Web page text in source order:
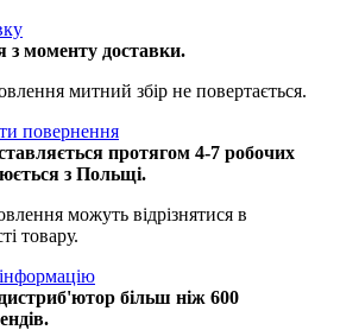
з моменту доставки.
митний збір не повертається.
повернення
протягом 4-7 робочих
з Польщі.
можуть відрізнятися в
товару.
більш ніж 600